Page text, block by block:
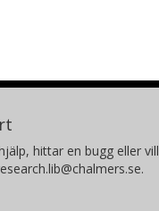
hittar en bugg eller vill